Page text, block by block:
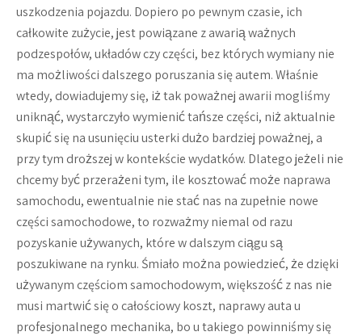
uszkodzenia pojazdu. Dopiero po pewnym czasie, ich
całkowite zużycie, jest powiązane z awarią ważnych
podzespołów, układów czy części, bez których wymiany nie
ma możliwości dalszego poruszania się autem. Właśnie
wtedy, dowiadujemy się, iż tak poważnej awarii mogliśmy
uniknąć, wystarczyło wymienić tańsze części, niż aktualnie
skupić się na usunięciu usterki dużo bardziej poważnej, a
przy tym droższej w kontekście wydatków. Dlatego jeżeli nie
chcemy być przerażeni tym, ile kosztować może naprawa
samochodu, ewentualnie nie stać nas na zupełnie nowe
części samochodowe, to rozważmy niemal od razu
pozyskanie używanych, które w dalszym ciągu są
poszukiwane na rynku. Śmiało można powiedzieć, że dzięki
używanym częściom samochodowym, większość z nas nie
musi martwić się o całościowy koszt, naprawy auta u
profesjonalnego mechanika, bo u takiego powinniśmy się